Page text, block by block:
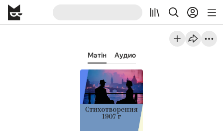
Мәтін Аудио